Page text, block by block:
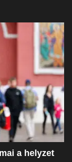
a helyzet